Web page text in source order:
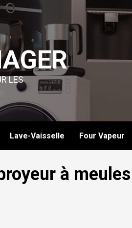
LES
Lave-Vaisselle Four Vapeur
à